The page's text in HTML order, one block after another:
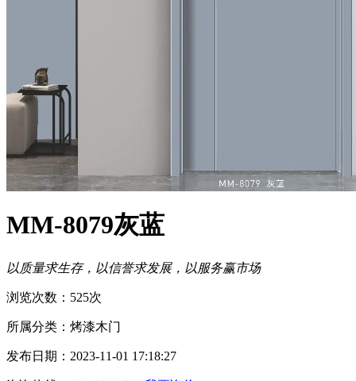
MM-8079灰蓝
以质量求生存，以信誉求发展，以服务赢市场
浏览次数：525次
所属分类：烤漆木门
发布日期：2023-11-01 17:18:27